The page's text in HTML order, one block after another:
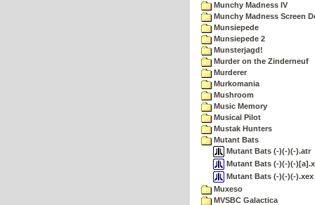
Munchy Madness IV
Munchy Madness Screen
Munsiepede
Munsiepede 2
Munsterjagd!
Murder on the Zinderneuf
Murderer
Murkomania
Mushroom
Music Memory
Musical Pilot
Mustak Hunters
Mutant Bats
Mutant Bats (-)(-)(-).atr
Mutant Bats (-)(-)(-
Mutant Bats (-)(-)(-).xex
Muxeso
MVSBC Galactica